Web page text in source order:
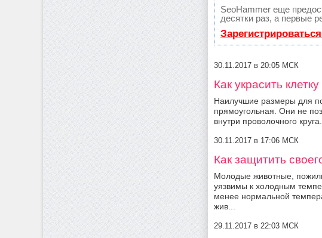
SeoHammer еще
десятки раз, а первые
30.11.2017 в 20:05 МСК
Как украсить
Наилучшие размеры для
прямоугольная. Они не
внутри проволочного
30.11.2017 в 17:06 МСК
Как защитить
Молодые животные,
уязвимы к холодным
менее нормальной
жив...
29.11.2017 в 22:03 МСК